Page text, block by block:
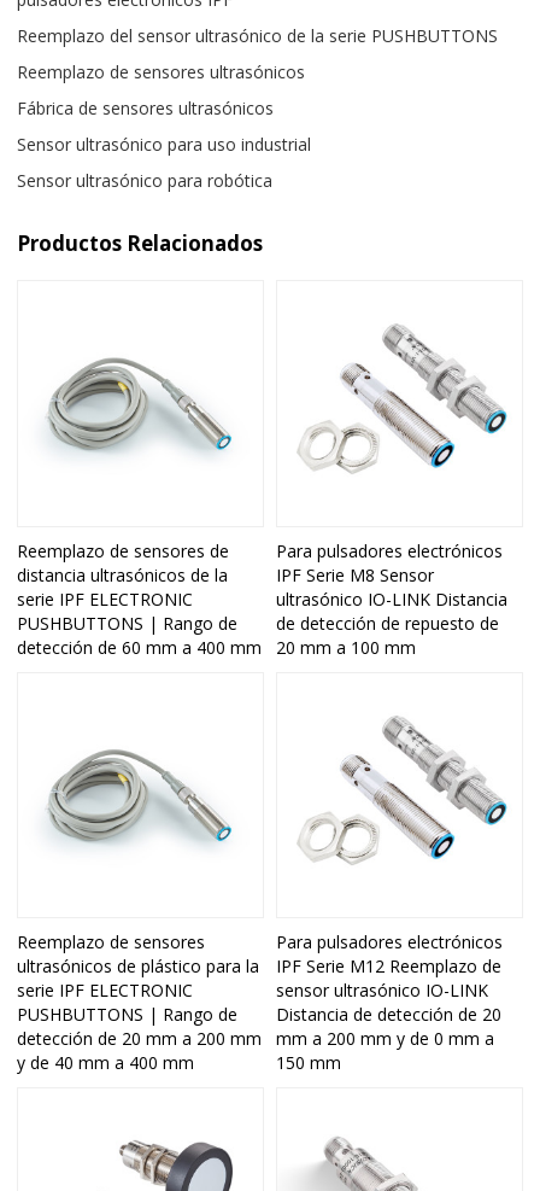
Reemplazo del sensor ultrasónico de la serie PUSHBUTTONS
Reemplazo de sensores ultrasónicos
Fábrica de sensores ultrasónicos
Sensor ultrasónico para uso industrial
Sensor ultrasónico para robótica
Productos Relacionados
Reemplazo de sensores de
distancia ultrasónicos de la
serie IPF ELECTRONIC
PUSHBUTTONS | Rango de
detección de 60 mm a 400 mm
Para pulsadores electrónicos
IPF Serie M8 Sensor
ultrasónico IO-LINK Distancia
de detección de repuesto de
20 mm a 100 mm
Reemplazo de sensores
ultrasónicos de plástico para la
serie IPF ELECTRONIC
PUSHBUTTONS | Rango de
detección de 20 mm a 200 mm
y de 40 mm a 400 mm
Para pulsadores electrónicos
IPF Serie M12 Reemplazo de
sensor ultrasónico IO-LINK
Distancia de detección de 20
mm a 200 mm y de 0 mm a
150 mm